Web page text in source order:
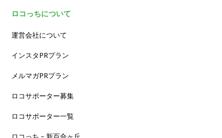
ロコっちについて
運営会社について
インスタPRプラン
メルマガPRプラン
ロコサポーター募集
ロコサポーター一覧
ロコっち – 新百合ヶ丘